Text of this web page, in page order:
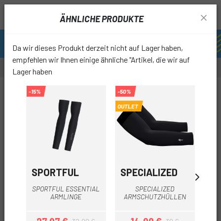
ÄHNLICHE PRODUKTE
Da wir dieses Produkt derzeit nicht auf Lager haben,
empfehlen wir Ihnen einige ähnliche "Artikel, die wir auf
Lager haben
-15%
SPORTFUL
SPORTFUL ESSENTIAL
ARMLINGE
-50%
OUTLET
SPECIALIZED
SPECIALIZED
ARMSCHUTZHÜLLEN